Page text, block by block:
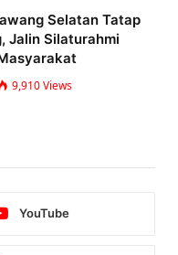
Selatan Tatap
Jalin Silaturahmi
9,910Views
YouTube